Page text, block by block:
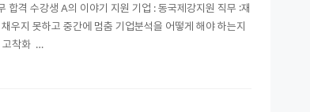
합격 수강생 A의 이야기 지원 기업 : 동국제강지원 직무 :재
우지 못하고 중간에 멈춤 기업분석을 어떻게 해야 하는지
고착화 …